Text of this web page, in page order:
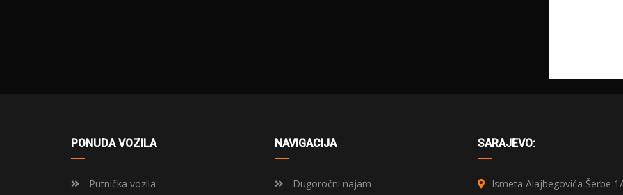
PONUDA VOZILA
Putnička vozila
NAVIGACIJA
Dugoročni najam
SARAJEVO:
Ismeta Alajbegovića Šerbe